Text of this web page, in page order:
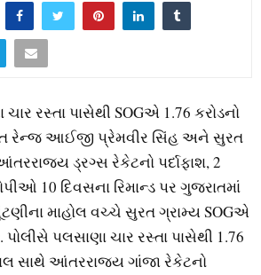
રસ્તા પાસેથી SOGએ 1.76 કરોડનો
રેન્જ આઈજી પ્રેમવીર સિંહ અને સુરત
ડ્રગ્સ રેકેટનો પર્દાફાશ, 2
10 દિવસના રિમાન્ડ પર ગુજરાતમાં
માહોલ વચ્ચે સુરત ગ્રામ્ય SOGએ
પોલીસે પલસાણા ચાર રસ્તા પાસેથી 1.76
સાથે આંતરરાજ્ય ગાંજા રેકેટનો